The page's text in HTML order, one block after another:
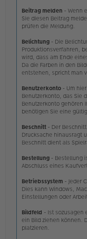
Beitrag melden - Wenn
Sie diesen Beitrag
prüfen die Meldung.
Belichtung - Die
Produktionsverfahren,
wird, dass am Ende
Da die Farben in den
entstehen, spricht man
Benutzerkonto - Um
Benutzerkonto, das Sie
Benutzerkonto gehören
benötigen Sie eine
Beschnitt - Der
Drucksache hinausragt
Beschnitt dient als
Bestellung - Bestellung
Abschluss eines
Betriebssystem - Jeder
Dies kann Windows,
Einstellungen oder
Bildfeld - Ist sozusagen
ein Bild ziehen können.
platzieren.